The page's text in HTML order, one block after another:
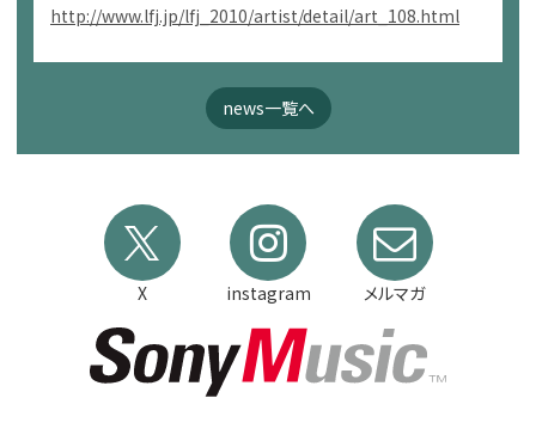
http://www.lfj.jp/lfj_2010/artist/detail/art_108.html
news一覧へ
X instagram メルマガ